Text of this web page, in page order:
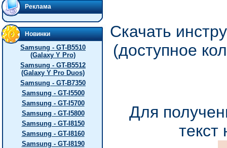
Реклама
Новинки
Samsung - GT-B5510
(Galaxy Y Pro)
Samsung - GT-B5512
(Galaxy Y Pro Duos)
Samsung - GT-B7350
Samsung - GT-I5500
Samsung - GT-I5700
Samsung - GT-I5800
Samsung - GT-I8150
Samsung - GT-I8160
Samsung - GT-I8190
Скачать
(доступное
Для
текст